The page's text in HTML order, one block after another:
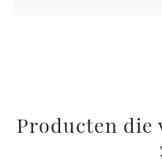
Producten die